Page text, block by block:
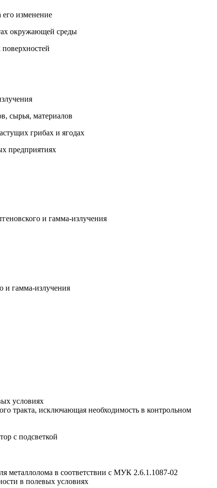
его изменение
окружающей среды
поверхностей
сырья, материалов
грибах и ягодах
предприятиях
и гамма-излучения
и гамма-излучения
условиях
тракта, исключающая необходимость в контрольном
с подсветкой
металлолома в соответствии с МУК 2.6.1.1087-02
в полевых условиях